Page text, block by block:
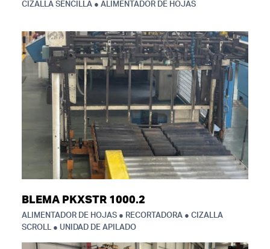
CIZALLA SENCILLA ● ALIMENTADOR DE HOJAS
BLEMA PKXSTR 1000.2
ALIMENTADOR DE HOJAS ● RECORTADORA ● CIZALLA
SCROLL ● UNIDAD DE APILADO